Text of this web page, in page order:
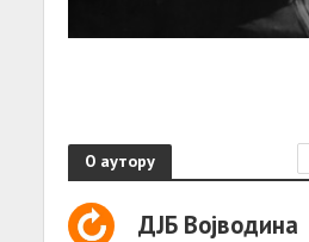
О аутору
ДЈБ Војводина